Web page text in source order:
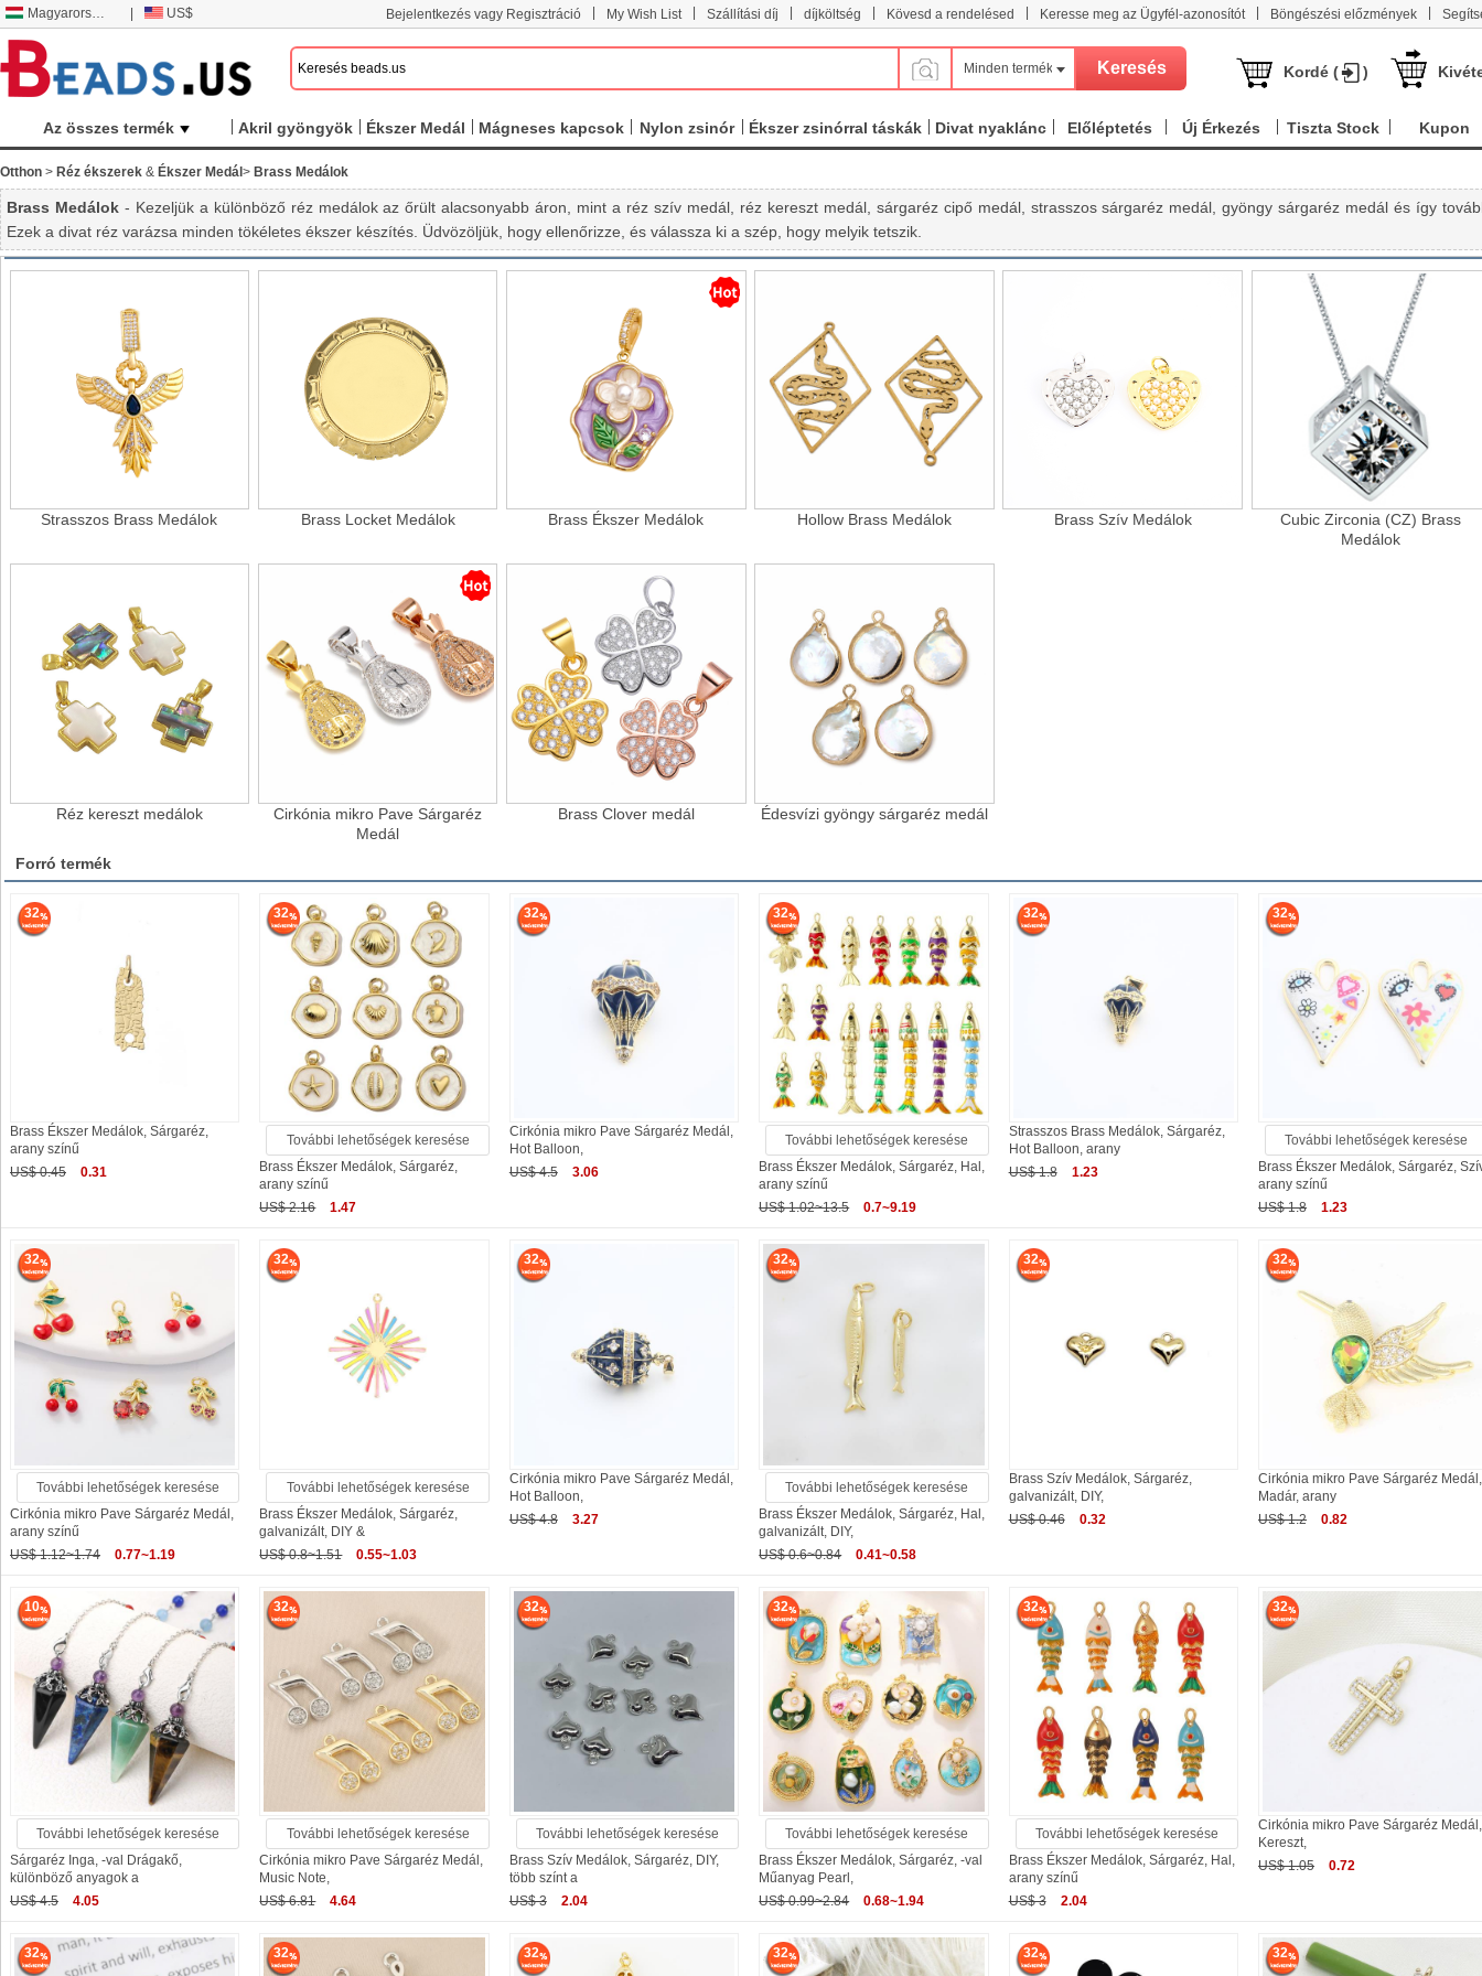
Magyarország US$ Bejelentkezés vagy Regisztráció My Wish List Szállítási díj díjköltség Kövesd a rendelésed Keresse meg az Ügyfél-azonosítót Böngészési előzmények
Minden termék Kordé ( )
Az összes termék Akril gyöngyök Ékszer Medál Mágneses kapcsok Nylon zsinór Ékszer zsinórral táskák Divat nyaklánc Előléptetés Új Érkezés Tiszta Stock Kupon
Otthon > Réz ékszerek & Ékszer Medál > Brass Medálok
Brass Medálok- Kezeljük a különböző réz medálok az őrült alacsonyabb áron, mint a réz szív medál, réz kereszt medál, sárgaréz cipő medál, strasszos sárgaréz medál, gyöngy sárgaréz medál és így
Ezek a divat réz varázsa minden tökéletes ékszer készítés. Üdvözöljük, hogy ellenőrizze, és válassza ki a szép, hogy melyik tetszik.
Strasszos Brass Medálok Brass Locket Medálok Brass Ékszer Medálok Hollow Brass Medálok Brass Szív Medálok
Cubic Zirconia (CZ) Brass
Medálok
Réz kereszt medálok
Cirkónia mikro Pave Sárgaréz
Medál
Brass Clover medál Édesvízi gyöngy sárgaréz medál
Forró termék
32
Brass Ékszer Medálok, Sárgaréz,
arany színű
US$ 0.45
0.31
32
További lehetőségek keresése
Brass Ékszer Medálok, Sárgaréz,
arany színű
US$ 2.16
1.47
32
Cirkónia mikro Pave Sárgaréz Medál,
Hot Balloon,
US$ 4.5
3.06
32
További lehetőségek keresése
Brass Ékszer Medálok, Sárgaréz, Hal,
arany színű
US$ 1.02~13.5
0.7~9.19
32
Strasszos Brass Medálok, Sárgaréz,
Hot Balloon, arany
US$ 1.8
1.23
32
További lehetőségek keresése
Brass Ékszer Medálok, Sárgaréz,
arany színű
US$ 1.8
1.23
32
További lehetőségek keresése
Cirkónia mikro Pave Sárgaréz Medál,
arany színű
US$ 1.12~1.74
0.77~1.19
32
További lehetőségek keresése
Brass Ékszer Medálok, Sárgaréz,
galvanizált, DIY &
US$ 0.8~1.51
0.55~1.03
32
Cirkónia mikro Pave Sárgaréz Medál,
Hot Balloon,
US$ 4.8
3.27
32
További lehetőségek keresése
Brass Ékszer Medálok, Sárgaréz, Hal,
galvanizált, DIY,
US$ 0.6~0.84
0.41~0.58
32
Brass Szív Medálok, Sárgaréz,
galvanizált, DIY,
US$ 0.46
0.32
32
Cirkónia mikro Pave Sárgaréz Medál,
Madár, arany
US$ 1.2
0.82
10
További lehetőségek keresése
Sárgaréz Inga, -val Drágakő,
különböző anyagok a
US$ 4.5
4.05
32
További lehetőségek keresése
Cirkónia mikro Pave Sárgaréz Medál,
Music Note,
US$ 6.81
4.64
32
További lehetőségek keresése
Brass Szív Medálok, Sárgaréz, DIY,
több színt a
US$ 3
2.04
32
További lehetőségek keresése
Brass Ékszer Medálok, Sárgaréz, -val
Műanyag Pearl,
US$ 0.99~2.84
0.68~1.94
32
További lehetőségek keresése
Brass Ékszer Medálok, Sárgaréz, Hal,
arany színű
US$ 3
2.04
32
Cirkónia mikro Pave Sárgaréz Medál,
Kereszt,
US$ 1.05
0.72
32 32 32 32 32 32